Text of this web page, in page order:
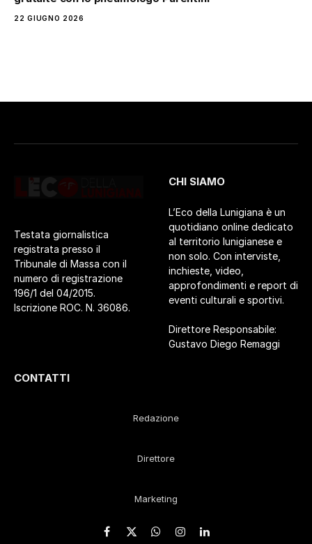
22 GIUGNO 2026
Testata giornalistica
registrata presso il
Tribunale di Massa con il
numero di registrazione
196/1 del 04/2015.
Iscrizione ROC. N. 36086.
CHI SIAMO
L’Eco della Lunigiana è un
quotidiano online dedicato
al territorio lunigianese e
non solo. Con interviste,
inchieste, video,
approfondimenti e report di
eventi culturali e sportivi.
Direttore Responsabile:
Gustavo Diego Remaggi
CONTATTI
Redazione
Direttore
Marketing
Facebook
X WhatsApp
Instagram
LinkedIn